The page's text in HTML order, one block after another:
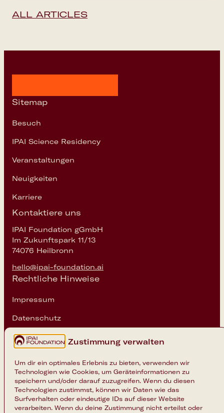
Zustimmung verwalten
Um dir ein optimales Erlebnis zu bieten, verwenden wir
Technologien wie Cookies, um Geräteinformationen zu
speichern und/oder darauf zuzugreifen. Wenn du diesen
Technologien zustimmst, können wir Daten wie das
Surfverhalten oder eindeutige IDs auf dieser Website
verarbeiten. Wenn du deine Zustimmung nicht erteilst oder
ALL ARTICLES
Sitemap
Besuch
IPAI Science Residency
Veranstaltungen
Neuigkeiten
Karriere
Kontaktiere uns
IPAI Foundation gGmbH
Im Zukunftspark 11/13
74076 Heilbronn
hello@ipai-foundation.ai
Rechtliche Hinweise
Impressum
Datenschutz
Cookie-Einstellungen